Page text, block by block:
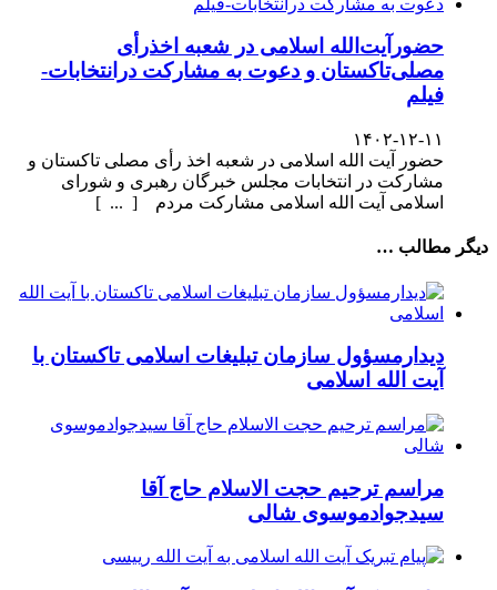
حضورآیت‌الله اسلامی در شعبه اخذرأی
مصلی‌تاکستان و دعوت به مشارکت درانتخابات-
فیلم
۱۴۰۲-۱۲-۱۱
حضور آیت الله اسلامی در شعبه اخذ رأی مصلی تاکستان و
مشارکت در انتخابات مجلس خبرگان رهبری و شورای
اسلامی آیت الله اسلامی مشارکت مردم [ ... ]
دیگر مطالب …
دیدارمسؤول سازمان تبلیغات اسلامی تاکستان با
آیت الله اسلامی
مراسم ترحیم حجت الاسلام حاج آقا
سیدجوادموسوی شالی